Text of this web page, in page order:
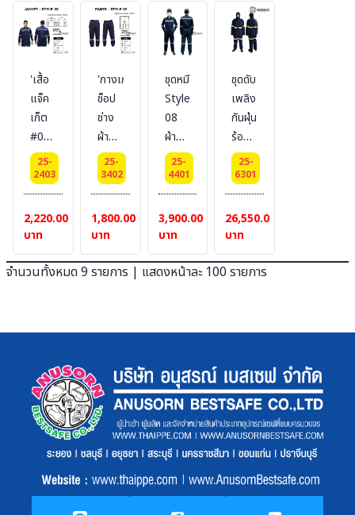
Flash
=
PPE2)
รัดหัว
ท้าย
สี
กรมท่า
#
BESTSAFE
ผ้ากัน
ไฟ
+กัน
เหล็ก
BESTSAFE
FRC
ผ้า
TOPSAFE
PROSPLASH
TM,
#เอี้
ยม
คล้อง
คอ
ได้
fabric
weight
260
g ,
NFPA70E
,NFPA2112
สำหรับ
งาน
หน้า
หลอม
#
BESTSAFE
สำหรับ
งาน
หน้า
หลอม
#
BESTSAFE
260
'เสื้อ
แจ็ค
เก็ต
#03
ผ้ากัน
ไฟ
+กัน
น้ำ
เหล็ก
BESTSAFE
FRC
#Style
แขน
ยาว
(แบบ
เวลโก
PREMIUM
25-
2403
2,220.00
บาท
'กางเกง
ช็อป
ช่าง
ผ้ากัน
ไฟ
TOPSAFE
PROSPLASH
สำหรับ
ป้องกัน
ไฟ
กันน้ำ
เอว) :
สีกรม
25-
3402
1,800.00
บาท
ชุดหมี
Style
08
ผ้ากัน
ไฟ
กันน้ำ
เหล็ก
TS-
PROSPLAH-
W-
D3
330gsm
Color
:
NAVY
BLUE
25-
4401
3,900.00
บาท
ชุดดับ
เพลิง
กันฝุ่น
ร้อน
(ชุด
โรง
ปูน)
LAKELAND
25-
6301
26,550.00
บาท
จำนวนทั้งหมด 9 รายการ | แสดงหน้าละ 100 รายการ